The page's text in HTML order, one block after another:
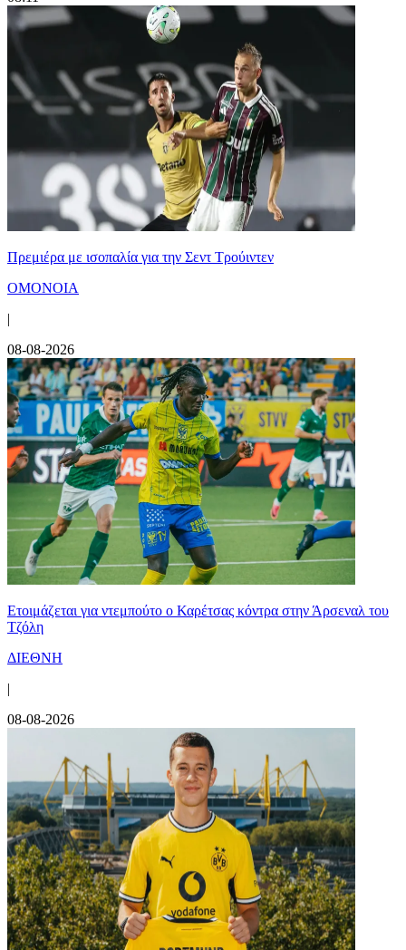
Πρεμιέρα με ισοπαλία για την Σεντ Τρούιντεν
ΟΜΟΝΟΙΑ
|
08-08-2026
Ετοιμάζεται για ντεμπούτο ο Καρέτσας κόντρα στην Άρσεναλ του
Τζόλη
ΔΙΕΘΝΗ
|
08-08-2026